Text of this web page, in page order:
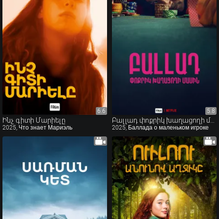
6.6
6.6
Ինչ գիտի Մարիելը
2025, Что знает Мариэль
5.8
5.8
Բալլադ փոքրիկ խաղացողի մասին
2025, Баллада о маленьком игроке